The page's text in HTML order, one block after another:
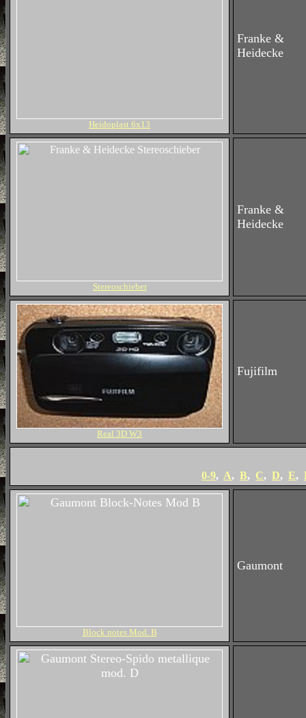
Heidoplast 6x13
Franke &
Heidecke
Stereoschieber
Franke &
Heidecke
Real 3D W3
Fujifilm
0-9, A, B, C, D, E,
Block notes Mod. B
Gaumont